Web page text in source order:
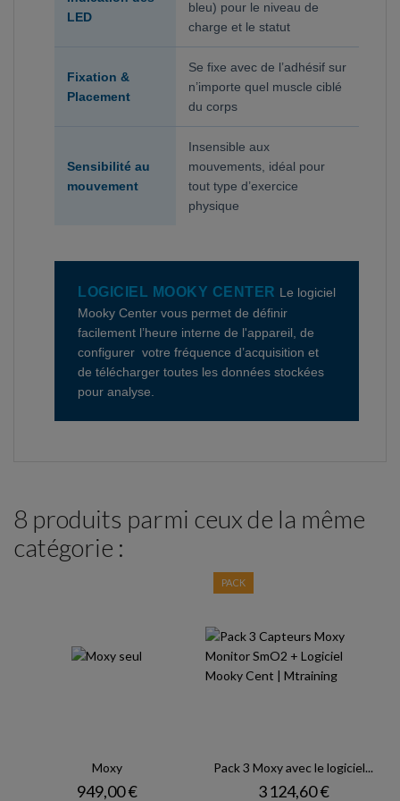
LED
bleu) pour le niveau de
charge et le statut
Fixation &
Placement
Se fixe avec de l’adhésif sur
n’importe quel muscle ciblé
du corps
Sensibilité au
mouvement
Insensible aux
mouvements, idéal pour
tout type d’exercice
physique
LOGICIEL MOOKY CENTER Le logiciel
Mooky Center vous permet de définir
facilement l’heure interne de l'appareil, de
configurer votre fréquence d’acquisition et
de télécharger toutes les données stockées
pour analyse.
8 produits parmi ceux de la même
catégorie :
Moxy
Prix
949,00 €
Pack 3 Moxy avec le logiciel...
Prix
3 124,60 €
PACK